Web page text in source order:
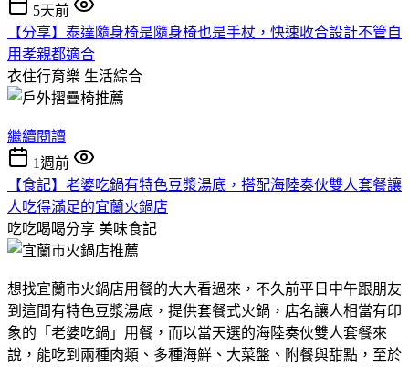
5天前
【分享】泰達隨身椅是隨身椅也是手杖，快速收合設計不管自
用孝親都適合
衣住行育樂 生活綜合
繼續閱讀
1週前
【食記】老婆吃鍋有特色豆漿湯底，搭配海陸奏伙雙人套餐讓
人吃得滿足的宜蘭火鍋店
吃吃喝喝分享 美味食記
想找宜蘭市火鍋店用餐的大大看過來，不久前平日中午跟朋友
到這間有特色豆漿湯底，提供套餐式火鍋，店名讓人相當有印
象的「老婆吃鍋」用餐，而以當天選的海陸奏伙雙人套餐來
說，能吃到兩種肉類、多種海鮮、大菜盤、附餐與甜點，至於